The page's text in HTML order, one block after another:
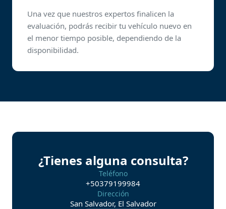
Una vez que nuestros expertos finalicen la
evaluación, podrás recibir tu vehículo nuevo en
el menor tiempo posible, dependiendo de la
disponibilidad.
¿Tienes alguna consulta?
Teléfono
+50379199984
Dirección
San Salvador, El Salvador